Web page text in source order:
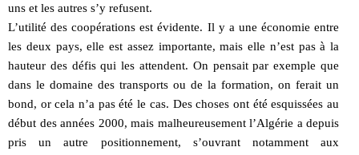
uns et les autres s’y refusent.
L’utilité des coopérations est évidente. Il y a une économie entre
les deux pays, elle est assez importante, mais elle n’est pas à la
hauteur des défis qui les attendent. On pensait par exemple que
dans le domaine des transports ou de la formation, on ferait un
bond, or cela n’a pas été le cas. Des choses ont été esquissées au
début des années 2000, mais malheureusement l’Algérie a depuis
pris un autre positionnement, s’ouvrant notamment aux